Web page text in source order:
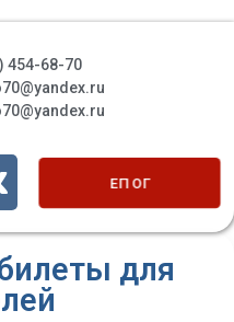
454-68-70
ЕП ОГ
для